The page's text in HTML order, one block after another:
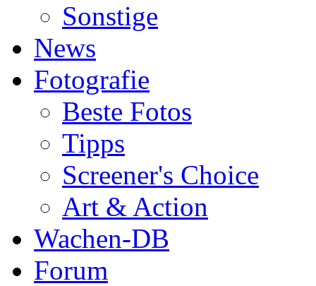
Sonstige
News
Fotografie
Beste Fotos
Tipps
Screener's Choice
Art & Action
Wachen-DB
Forum